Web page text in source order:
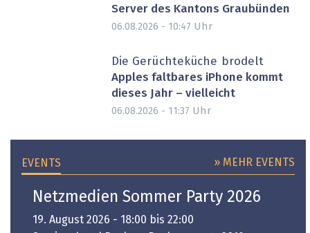
Server des Kantons Graubünden
06.08.2026 - 10:47 Uhr
Die Gerüchteküche brodelt
Apples faltbares iPhone kommt
dieses Jahr – vielleicht
06.08.2026 - 11:37 Uhr
EVENTS » MEHR EVENTS
Netzmedien Sommer Party 2026
19. August 2026 - 18:00 bis 22:00